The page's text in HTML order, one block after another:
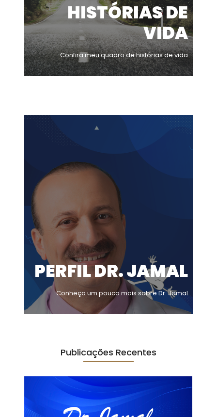
HISTÓRIAS DE
VIDA
Confira meu quadro de histórias de vida
PERFIL DR. JAMAL
Conheça um pouco mais sobre Dr. Jamal
Publicações Recentes